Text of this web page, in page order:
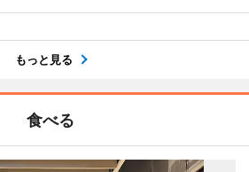
もっと見る
食べる